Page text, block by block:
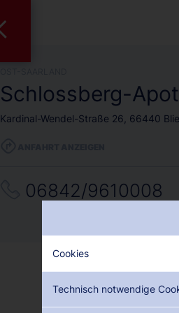
Schlossberg-
Kardinal-Wendel-Straße 26, 66440
06842/9610008
Cookies
Technisch notwendige